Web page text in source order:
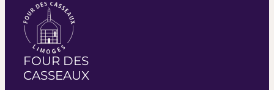
FOUR DES
CASSEAUX